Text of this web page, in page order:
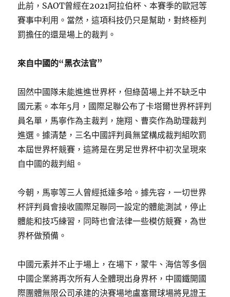
此前，SAOT曾經在2021阿拉伯杯、本賽季的歐冠等
賽事中利用。當然，這項科技仍只是幫助，對終極判
罰擔任的還是場上的裁判。
來自中國的“黑衣法官”
固然中國隊未能進進世界杯，但綠茵場上并不缺乏中
國元素。本年5月，國際足聯公布了卡塔爾世界杯評判
員名單，馬寧作為主裁判，施翔、曹奕作為助理裁判
進選。據清楚，三名中國評判員無望構成裁判組吹罰
本屆世界杯競賽，這將是在男足世界杯中初次呈現來
自中國的裁判組。
今朝，馬寧等三人曾經抵達多哈。據先容，一切世界
杯評判員會接收國際足聯同一設定的體能測試，停止
體能和技巧練習，同時也會法律一些模仿競賽，為世
界杯做預備。
中國元素并不止于場上，在場下，蒙牛、海信等多個
中國企業將再次所有人全體現出身界杯，中國鐵開國
際團體無限公司承建的決賽場地盧塞爾球場將見證王